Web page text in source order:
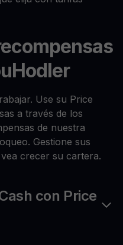
Use su Price
a través de los
de nuestra
Gestione sus
crecer su cartera.
con Price